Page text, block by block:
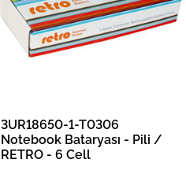
3UR18650-1-T0306
Notebook Bataryası - Pili /
RETRO - 6 Cell